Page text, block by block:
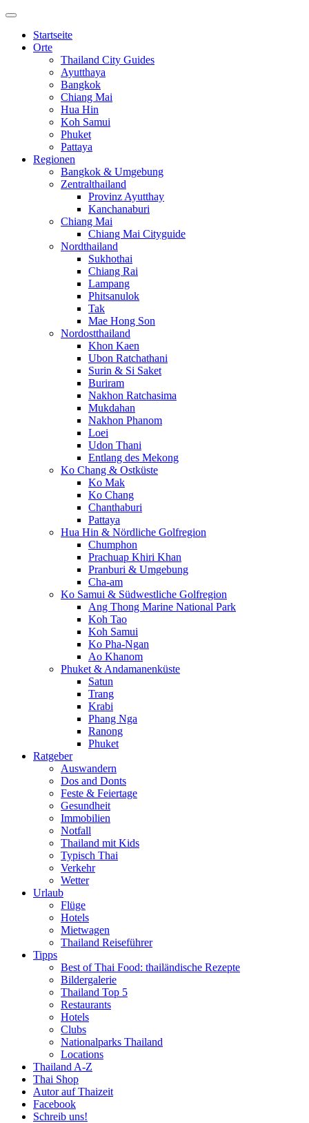
Startseite
Orte
Thailand City Guides
Ayutthaya
Bangkok
Chiang Mai
Hua Hin
Koh Samui
Phuket
Pattaya
Regionen
Bangkok & Umgebung
Zentralthailand
Provinz Ayutthay
Kanchanaburi
Chiang Mai
Chiang Mai Cityguide
Nordthailand
Sukhothai
Chiang Rai
Lampang
Phitsanulok
Tak
Mae Hong Son
Nordostthailand
Khon Kaen
Ubon Ratchathani
Surin & Si Saket
Buriram
Nakhon Ratchasima
Mukdahan
Nakhon Phanom
Loei
Udon Thani
Entlang des Mekong
Ko Chang & Ostküste
Ko Mak
Ko Chang
Chanthaburi
Pattaya
Hua Hin & Nördliche Golfregion
Chumphon
Prachuap Khiri Khan
Pranburi & Umgebung
Cha-am
Ko Samui & Südwestliche Golfregion
Ang Thong Marine National Park
Koh Tao
Koh Samui
Ko Pha-Ngan
Ao Khanom
Phuket & Andamanenküste
Satun
Trang
Krabi
Phang Nga
Ranong
Phuket
Ratgeber
Auswandern
Dos and Donts
Feste & Feiertage
Gesundheit
Immobilien
Notfall
Thailand mit Kids
Typisch Thai
Verkehr
Wetter
Urlaub
Flüge
Hotels
Mietwagen
Thailand Reiseführer
Tipps
Best of Thai Food: thailändische Rezepte
Bildergalerie
Thailand Top 5
Restaurants
Hotels
Clubs
Nationalparks Thailand
Locations
Thailand A-Z
Thai Shop
Autor auf Thaizeit
Facebook
Schreib uns!